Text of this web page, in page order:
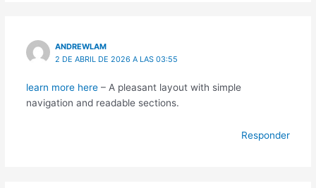
ANDREWLAM
2 DE ABRIL DE 2026 A LAS 03:55
learn more here– A pleasant layout with simple
navigation and readable sections.
Responder